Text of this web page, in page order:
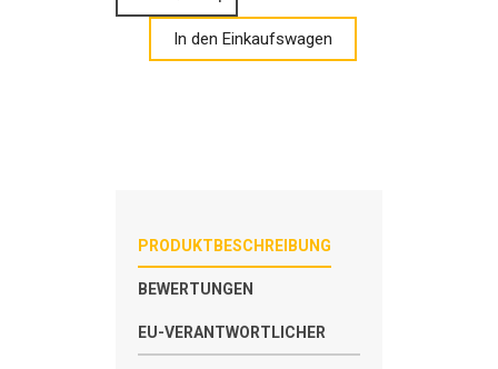
In den Einkaufswagen
PRODUKTBESCHREIBUNG
BEWERTUNGEN
EU-VERANTWORTLICHER